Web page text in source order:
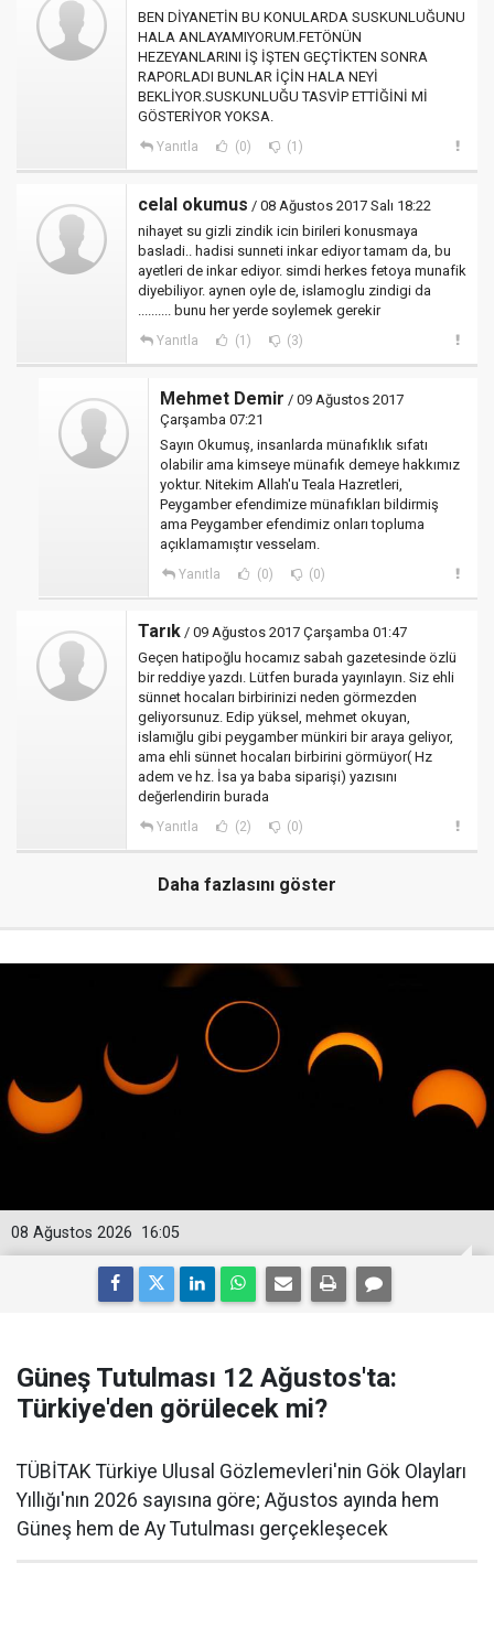
BEN DİYANETİN BU KONULARDA SUSKUNLUĞUNU
HALA ANLAYAMIYORUM.FETÖNÜN
HEZEYANLARINI İŞ İŞTEN GEÇTİKTEN SONRA
RAPORLADI BUNLAR İÇİN HALA NEYİ
BEKLİYOR.SUSKUNLUĞU TASVİP ETTİĞİNİ Mİ
GÖSTERİYOR YOKSA.
Yanıtla (0) (1)
celal okumus / 08 Ağustos 2017 Salı 18:22
nihayet su gizli zindik icin birileri konusmaya
basladi.. hadisi sunneti inkar ediyor tamam da, bu
ayetleri de inkar ediyor. simdi herkes fetoya munafik
diyebiliyor. aynen oyle de, islamoglu zindigi da
.......... bunu her yerde soylemek gerekir
Yanıtla (1) (3)
Mehmet Demir / 09 Ağustos 2017
Çarşamba 07:21
Sayın Okumuş, insanlarda münafıklık sıfatı
olabilir ama kimseye münafık demeye hakkımız
yoktur. Nitekim Allah'u Teala Hazretleri,
Peygamber efendimize münafıkları bildirmiş
ama Peygamber efendimiz onları topluma
açıklamamıştır vesselam.
Yanıtla (0) (0)
Tarık / 09 Ağustos 2017 Çarşamba 01:47
Geçen hatipoğlu hocamız sabah gazetesinde özlü
bir reddiye yazdı. Lütfen burada yayınlayın. Siz ehli
sünnet hocaları birbirinizi neden görmezden
geliyorsunuz. Edip yüksel, mehmet okuyan,
islamığlu gibi peygamber münkiri bir araya geliyor,
ama ehli sünnet hocaları birbirini görmüyor( Hz
adem ve hz. İsa ya baba siparişi) yazısını
değerlendirin burada
Yanıtla (2) (0)
Daha fazlasını göster
16:05
08 Ağustos 2026
Güneş Tutulması 12 Ağustos'ta:
Türkiye'den görülecek mi?
TÜBİTAK Türkiye Ulusal Gözlemevleri'nin Gök Olayları
Yıllığı'nın 2026 sayısına göre; Ağustos ayında hem
Güneş hem de Ay Tutulması gerçekleşecek